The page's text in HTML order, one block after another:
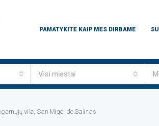
PAMATYKITE KAIP MES DIRBAME
Visi miestai
vila, San Migel de Salinas